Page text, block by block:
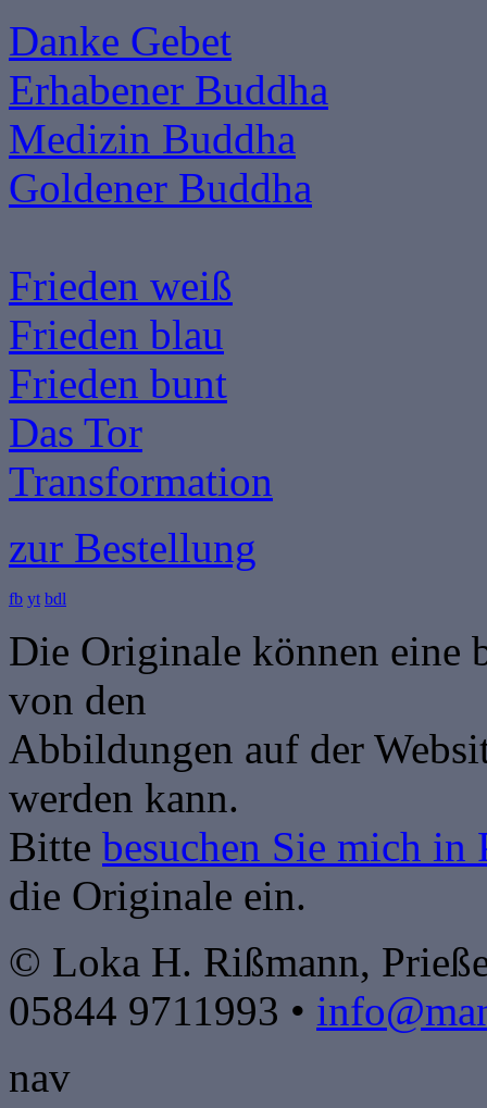
Danke Gebet
Erhabener Buddha
Medizin Buddha
Goldener Buddha
Frieden weiß
Frieden blau
Frieden bunt
Das Tor
Transformation
zur Bestellung
fb yt bdl
Die Originale können eine
von den
Abbildungen auf der
werden kann.
Bitte besuchen Sie mich in
die Originale ein.
© Loka H. Rißmann,
05844 9711993 •
nav